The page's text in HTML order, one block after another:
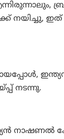
ഇത്
നടന്നു.
നാഷണൽ